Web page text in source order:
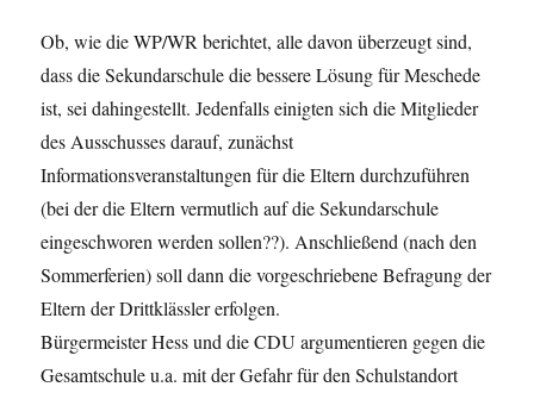
Ob, wie die WP/WR berichtet, alle davon überzeugt sind,
dass dieSekundarschule die bessere Lösung für Meschede
ist, sei dahingestellt. Jedenfalls einigten sich die Mitglieder
des Ausschusses darauf, zunächst
Informationsveranstaltungen für die Eltern durchzuführen
(bei der dieEltern vermutlich auf die Sekundarschule
eingeschworen werden sollen??). Anschließend (nach den
Sommerferien) soll dann die vorgeschriebeneBefragung der
Eltern der Drittklässler erfolgen.
Bürgermeister Hess und die CDU argumentieren gegen die
Gesamtschuleu.a. mit der Gefahr für den Schulstandort